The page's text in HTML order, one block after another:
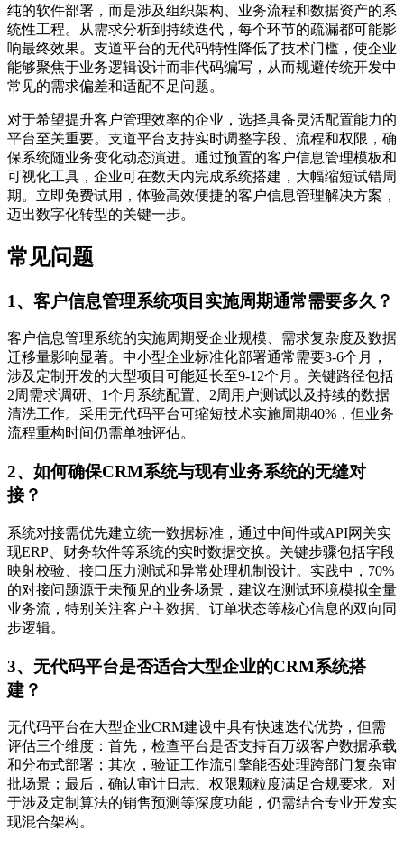
纯的软件部署，而是涉及组织架构、业务流程和数据资产的系
统性工程。从需求分析到持续迭代，每个环节的疏漏都可能影
响最终效果。支道平台的无代码特性降低了技术门槛，使企业
能够聚焦于业务逻辑设计而非代码编写，从而规避传统开发中
常见的需求偏差和适配不足问题。
对于希望提升客户管理效率的企业，选择具备灵活配置能力的
平台至关重要。支道平台支持实时调整字段、流程和权限，确
保系统随业务变化动态演进。通过预置的客户信息管理模板和
可视化工具，企业可在数天内完成系统搭建，大幅缩短试错周
期。立即免费试用，体验高效便捷的客户信息管理解决方案，
迈出数字化转型的关键一步。
常见问题
1、客户信息管理系统项目实施周期通常需要多久？
客户信息管理系统的实施周期受企业规模、需求复杂度及数据
迁移量影响显著。中小型企业标准化部署通常需要3-6个月，
涉及定制开发的大型项目可能延长至9-12个月。关键路径包括
2周需求调研、1个月系统配置、2周用户测试以及持续的数据
清洗工作。采用无代码平台可缩短技术实施周期40%，但业务
流程重构时间仍需单独评估。
2、如何确保CRM系统与现有业务系统的无缝对
接？
系统对接需优先建立统一数据标准，通过中间件或API网关实
现ERP、财务软件等系统的实时数据交换。关键步骤包括字段
映射校验、接口压力测试和异常处理机制设计。实践中，70%
的对接问题源于未预见的业务场景，建议在测试环境模拟全量
业务流，特别关注客户主数据、订单状态等核心信息的双向同
步逻辑。
3、无代码平台是否适合大型企业的CRM系统搭
建？
无代码平台在大型企业CRM建设中具有快速迭代优势，但需
评估三个维度：首先，检查平台是否支持百万级客户数据承载
和分布式部署；其次，验证工作流引擎能否处理跨部门复杂审
批场景；最后，确认审计日志、权限颗粒度满足合规要求。对
于涉及定制算法的销售预测等深度功能，仍需结合专业开发实
现混合架构。